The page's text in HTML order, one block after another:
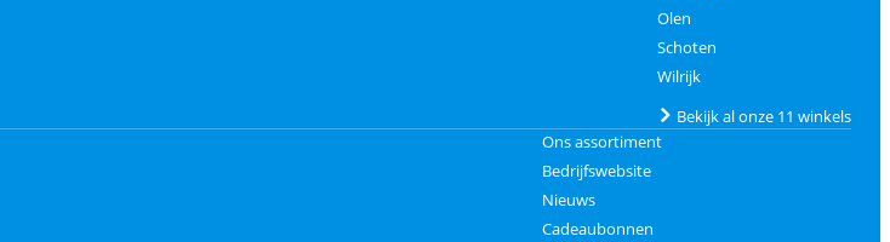
Olen
Schoten
Wilrijk
Bekijk al onze 11 winkels
Ons assortiment
Bedrijfswebsite
Nieuws
Cadeaubonnen